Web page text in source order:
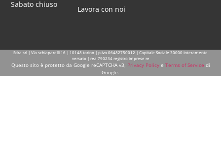
Lavora con noi
Sabato chiuso
Edra srl | Via schiaparelli 16 | 10148 torino | p.iva 06482750012 | Capitale Sociale 30000 interamente
versato | rea 790234 registro imprese re
Questo sito è protetto da Google reCAPTCHA v3, Privacy Policye Terms of Service di
Google.